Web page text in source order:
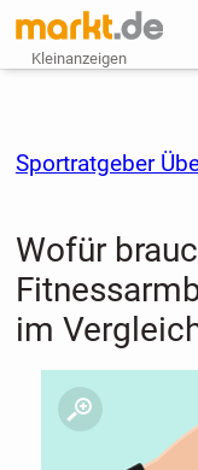
Kleinanzeigen
Sportratgeber
Wofür
im